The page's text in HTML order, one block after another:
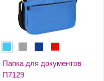
Папка для документов
П7129